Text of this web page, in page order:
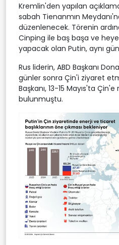
Kremlin'den yapılan
sabah Tienanmın
düzenlenecek. Törenin
Cinping ile baş başa ve
yapacak olan Putin, aynı
Rus liderin, ABD Başkanı
günler sonra Çin'i ziyaret
Başkanı, 13-15 Mayıs'ta
bulunmuştu.